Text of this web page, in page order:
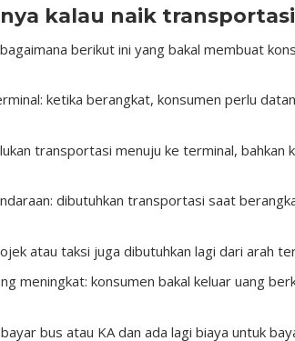
kalau naik
berikut ini yang bakal membuat
ketika berangkat, konsumen perlu
transportasi menuju ke terminal, bahkan
dibutuhkan transportasi saat
atau taksi juga dibutuhkan lagi dari arah
meningkat: konsumen bakal keluar uang
bus atau KA dan ada lagi biaya untuk